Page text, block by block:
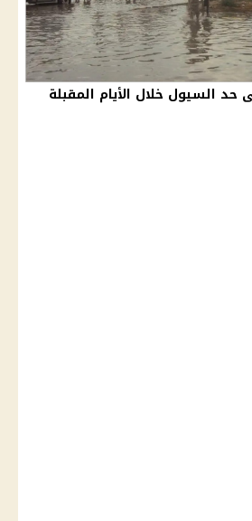
السيول خلال الأيام المقبلة